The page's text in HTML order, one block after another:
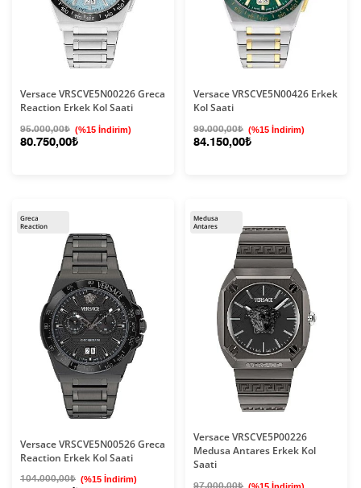
Versace VRSCVE5N00226 Greca
Reaction Erkek Kol Saati
95.000,00₺ (%15 İndirim)
80.750,00₺
Versace VRSCVE5N00426 Erkek
Kol Saati
99.000,00₺ (%15 İndirim)
84.150,00₺
Greca
Reaction
Versace VRSCVE5N00526 Greca
Reaction Erkek Kol Saati
104.000,00₺ (%15 İndirim)
Medusa
Antares
Versace VRSCVE5P00226
Medusa Antares Erkek Kol
Saati
97.000,00₺ (%15 İndirim)